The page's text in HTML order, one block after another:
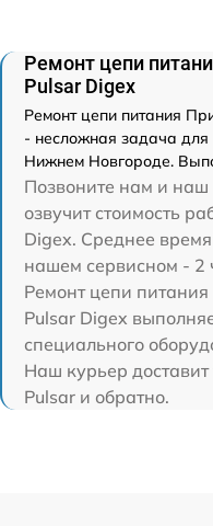
Ремонт цепи
Pulsar Digex
Ремонт цепи питания
- несложная задача для
Нижнем Новгороде.
Позвоните нам и наш
озвучит стоимость
Digex. Среднее
нашем сервисном - 2
Ремонт цепи
Pulsar Digex
специального
Наш курьер
Pulsar и обратно.